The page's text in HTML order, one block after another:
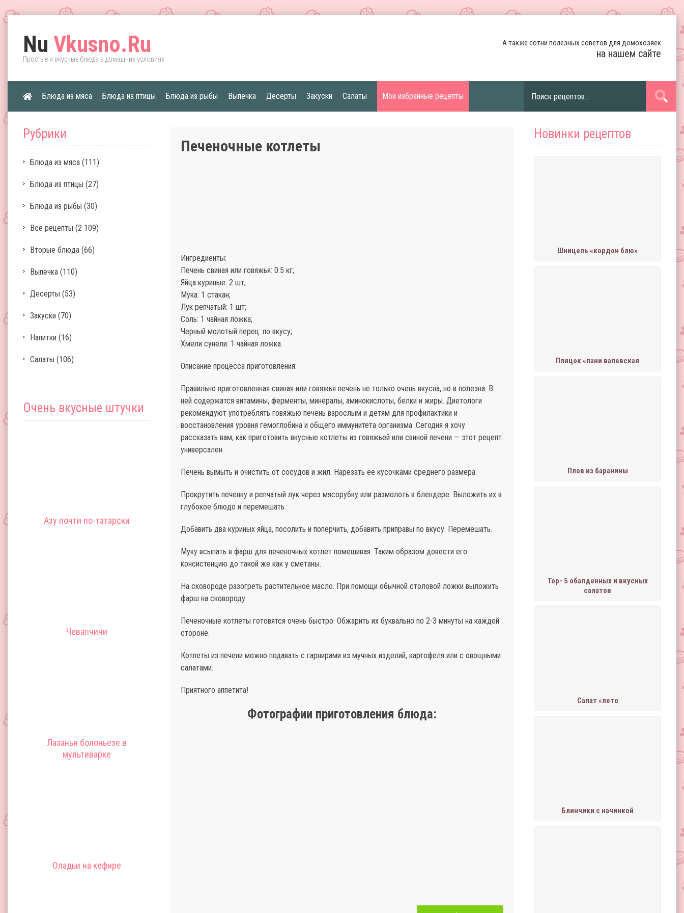
Nu Vkusno.Ru
Простые и вкусные блюда в домашних условиях
А также сотни полезных советов для домохозяек
на нашем сайте
Блюда из мяса Блюда из птицы Блюда из рыбы Выпечка Десерты Закуски Салаты Мои избранные рецепты
Рубрики
Блюда из мяса (111)
Блюда из птицы (27)
Блюда из рыбы (30)
Все рецепты (2 109)
Вторые блюда (66)
Выпечка (110)
Десерты (53)
Закуски (70)
Напитки (16)
Салаты (106)
Очень вкусные штучки
Азу почти по-татарски
Чевапчичи
Лазанья болоньезе в
мультиварке
Оладьи на кефире
Новинки рецептов
Шницель «кордон блю»
Пляцок «пани валевская
Плов из баранины
Тор- 5 обалденных и вкусных
салатов
Салат «лето
Блинчики с начинкой
Печеночные котлеты
Ингредиенты:
Печень свиная или говяжья: 0.5 кг;
Яйца куриные: 2 шт;
Мука: 1 стакан;
Лук репчатый: 1 шт;
Соль: 1 чайная ложка;
Черный молотый перец: по вкусу;
Хмели сунели: 1 чайная ложка.
Описание процесса приготовления:
Правильно приготовленная свиная или говяжья печень не только очень вкусна, но и полезна. В
ней содержатся витамины, ферменты, минералы, аминокислоты, белки и жиры. Диетологи
рекомендуют употреблять говяжью печень взрослым и детям для профилактики и
восстановления уровня гемоглобина и общего иммунитета организма. Сегодня я хочу
рассказать вам, как приготовить вкусные котлеты из говяжьей или свиной печени — этот рецепт
универсален.
Печень вымыть и очистить от сосудов и жил. Нарезать ее кусочками среднего размера.
Прокрутить печенку и репчатый лук через мясорубку или размолоть в блендере. Выложить их в
глубокое блюдо и перемешать.
Добавить два куриных яйца, посолить и поперчить, добавить приправы по вкусу. Перемешать.
Муку всыпать в фарш для печеночных котлет помешивая. Таким образом довести его
консистенцию до такой же как у сметаны.
На сковороде разогреть растительное масло. При помощи обычной столовой ложки выложить
фарш на сковороду.
Печеночные котлеты готовятся очень быстро. Обжарить их буквально по 2-3 минуты на каждой
стороне.
Котлеты из печени можно подавать с гарнирами из мучных изделий, картофеля или с овощными
салатами.
Приятного аппетита!
Фотографии приготовления блюда: